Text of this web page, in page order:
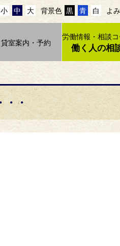
小 中 大 背景色 黒 青 白 よ
貸室案内・予約
労働情報・相談
働く人の相
・・